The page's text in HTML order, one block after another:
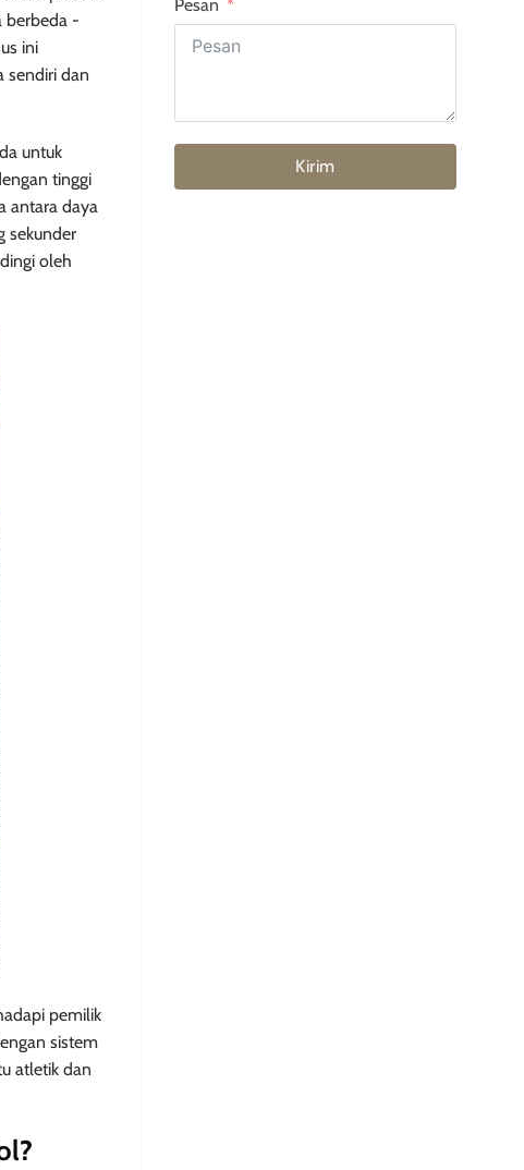
berbeda -
ini
sendiri dan
untuk
tinggi
antara daya
sekunder
oleh
pemilik
sistem
atletik dan
Pesan
Kirim